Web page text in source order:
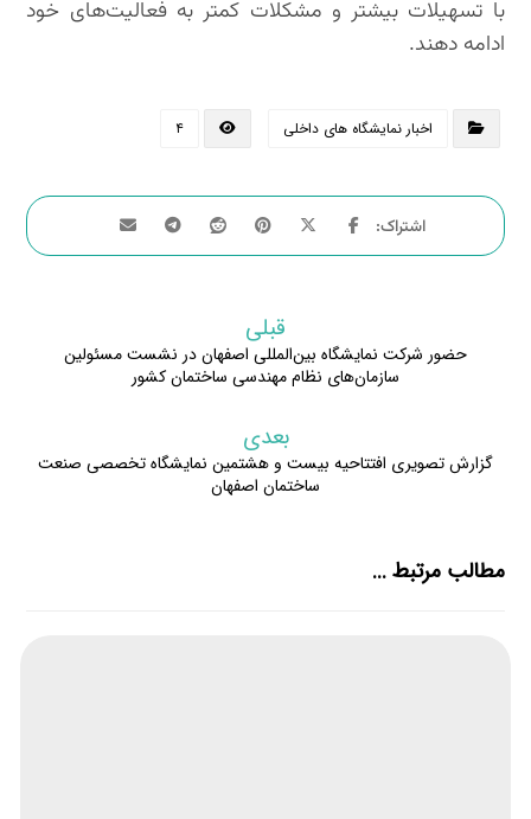
با تسهیلات بیشتر و مشکلات کمتر به فعالیت‌های خود
ادامه دهند.
اخبار نمایشگاه های داخلی ۴
قبلی
حضور شرکت نمایشگاه بین‌المللی اصفهان در نشست مسئولین
سازمان‌های نظام مهندسی ساختمان کشور
بعدی
گزارش تصویری افتتاحیه بیست و هشتمین نمایشگاه تخصصی صنعت
ساختمان اصفهان
مطالب مرتبط ...